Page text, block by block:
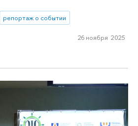
репортаж о событии
26 ноября 2025